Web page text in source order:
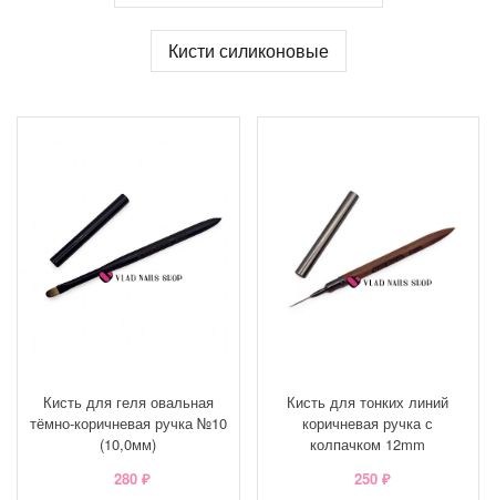
Кисти силиконовые
Кисть для геля овальная
тёмно-коричневая ручка №10
(10,0мм)
280 ₽
Кисть для тонких линий
коричневая ручка с
колпачком 12mm
250 ₽